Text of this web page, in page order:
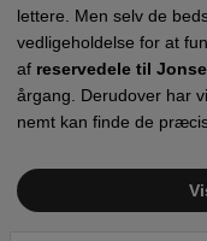
lettere. Men selv de
vedligeholdelse for at
af reservedele til
årgang. Derudover har
nemt kan finde de